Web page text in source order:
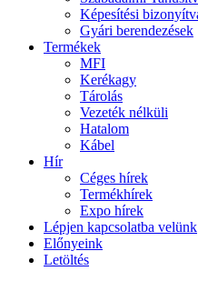
Képesítési
Gyári berendezések
Termékek
MFI
Kerékagy
Tárolás
Vezeték nélküli
Hatalom
Kábel
Hír
Céges hírek
Termékhírek
Expo hírek
Lépjen kapcsolatba velünk
Előnyeink
Letöltés